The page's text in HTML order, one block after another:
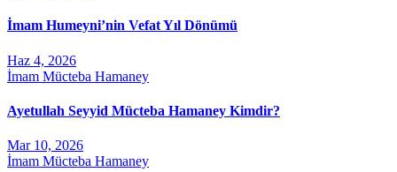
İmam Humeyni’nin Vefat Yıl Dönümü
Haz 4, 2026
İmam Mücteba Hamaney
Ayetullah Seyyid Mücteba Hamaney Kimdir?
Mar 10, 2026
İmam Mücteba Hamaney